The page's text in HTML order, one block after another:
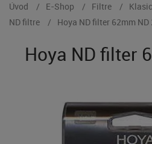
Úvod E-Shop Filtre
ND filtre
Hoya ND filter 62mm ND
Hoya ND filter